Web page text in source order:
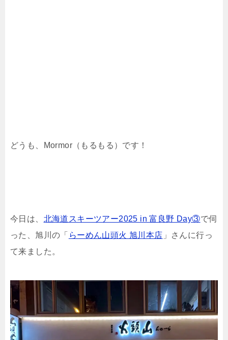
どうも、Mormor（もるもる）です！
今日は、 北海道スキーツアー2025 in 富良野 Day③で伺
った、旭川の「 らーめん山頭火 旭川本店 」さんに行っ
て来ました。